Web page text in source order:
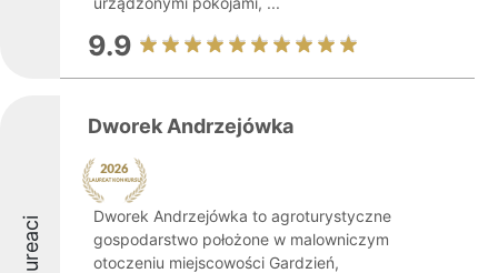
9.9
Laureaci
Dworek Andrzejówka
Dworek Andrzejówka to agroturystyczne
gospodarstwo położone w malowniczym
otoczeniu miejscowości Gardzień,